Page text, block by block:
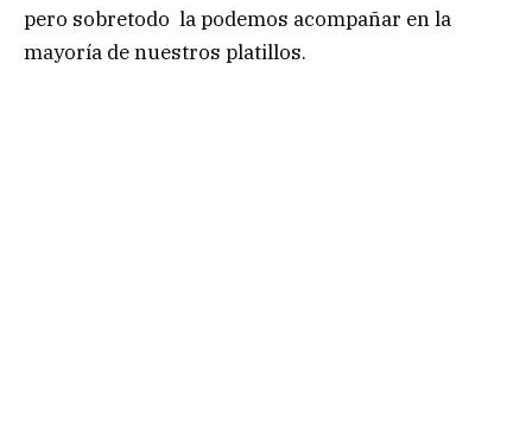
pero sobretodo la podemos acompañar en la
mayoría de nuestros platillos.